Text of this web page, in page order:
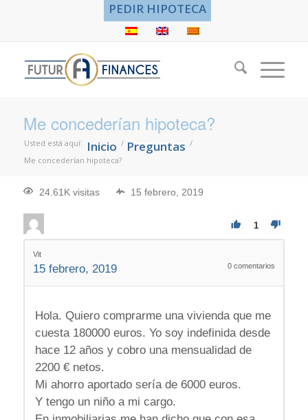
PEDIR HIPOTECA
Me concederían hipoteca?
Usted está aquí: Inicio / Preguntas /
Me concederían hipoteca?
24.61K visitas 15 febrero, 2019
1
Vit
15 febrero, 2019 0 comentarios
Hola. Quiero comprarme una vivienda que me
cuesta 180000 euros. Yo soy indefinida desde
hace 12 años y cobro una mensualidad de
2200 € netos.
Mi ahorro aportado sería de 6000 euros.
Y tengo un niño a mi cargo.